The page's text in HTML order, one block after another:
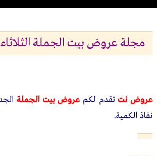
مجلة عروض بيت الجملة الثلاثاء 18 نوفمبر 2025 عروض الاسماك
عروض نتتقدم لكمعروض بيت الجملة
نفاذ الكمية.